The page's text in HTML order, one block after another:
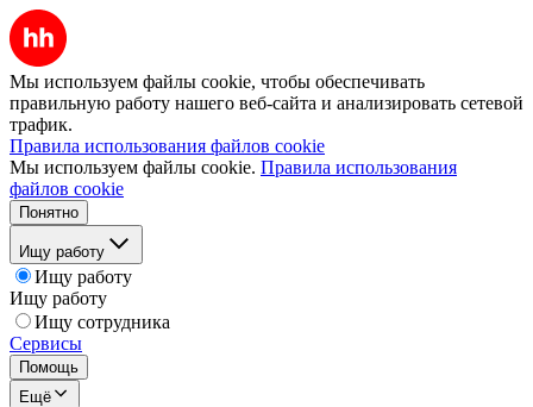
Мы используем файлы cookie, чтобы обеспечивать
правильную работу нашего веб-сайта и анализировать сетевой
трафик.
Правила использования файлов cookie
Мы используем файлы cookie. Правила использования
файлов cookie
Понятно
Ищу работу
Ищу работу
Ищу работу
Ищу сотрудника
Сервисы
Помощь
Ещё